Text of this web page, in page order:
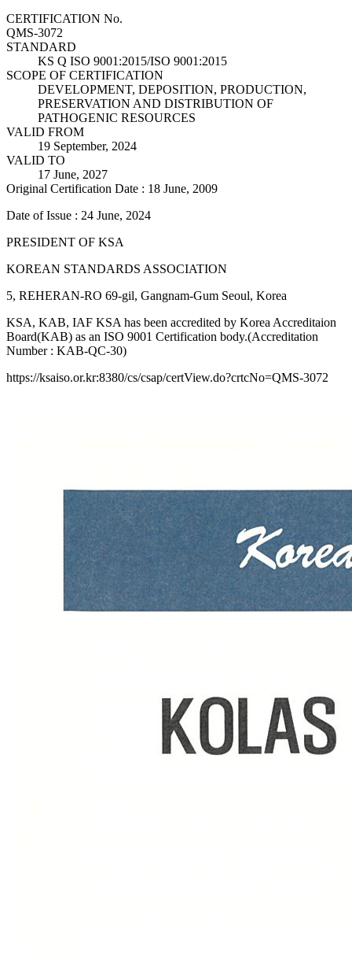
CERTIFICATION No.
QMS-3072
STANDARD
KS Q ISO 9001:2015/ISO 9001:2015
SCOPE OF CERTIFICATION
DEVELOPMENT, DEPOSITION, PRODUCTION,
PRESERVATION AND DISTRIBUTION OF
PATHOGENIC RESOURCES
VALID FROM
19 September, 2024
VALID TO
17 June, 2027
Original Certification Date : 18 June, 2009
Date of Issue : 24 June, 2024
PRESIDENT OF KSA
KOREAN STANDARDS ASSOCIATION
5, REHERAN-RO 69-gil, Gangnam-Gum Seoul, Korea
KSA, KAB, IAF KSA has been accredited by Korea Accreditaion
Board(KAB) as an ISO 9001 Certification body.(Accreditation
Number : KAB-QC-30)
https://ksaiso.or.kr:8380/cs/csap/certView.do?crtcNo=QMS-3072